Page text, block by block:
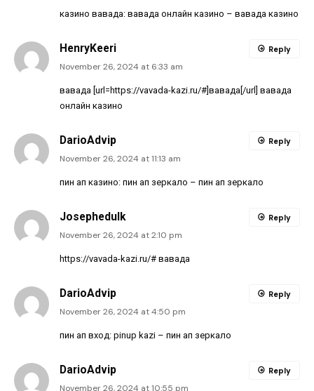
казино вавада: вавада онлайн казино – вавада казино
HenryKeeri
November 26, 2024 at 6:33 am
вавада [url=https://vavada-kazi.ru/#]вавада[/url] вавада
онлайн казино
Reply
DarioAdvip
November 26, 2024 at 11:13 am
пин ап казино: пин ап зеркало – пин ап зеркало
Reply
Josephedulk
November 26, 2024 at 2:10 pm
https://vavada-kazi.ru/# вавада
Reply
DarioAdvip
November 26, 2024 at 4:50 pm
пин ап вход: pinup kazi – пин ап зеркало
Reply
DarioAdvip
November 26, 2024 at 10:55 pm
Reply